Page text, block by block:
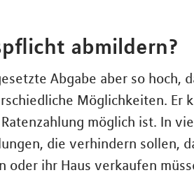
abmildern?
Abgabe aber so hoch,
Möglichkeiten. Er
möglich ist. In
die verhindern sollen,
oder ihr Haus verkaufen